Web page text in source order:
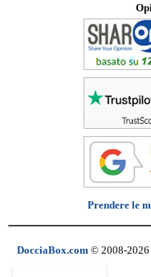
Prendere le
DocciaBox.com © 2008-2026